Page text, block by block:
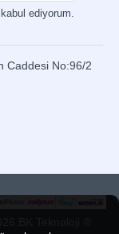
ediyorum.
Caddesi No:96/2
BK Teknoloji ®